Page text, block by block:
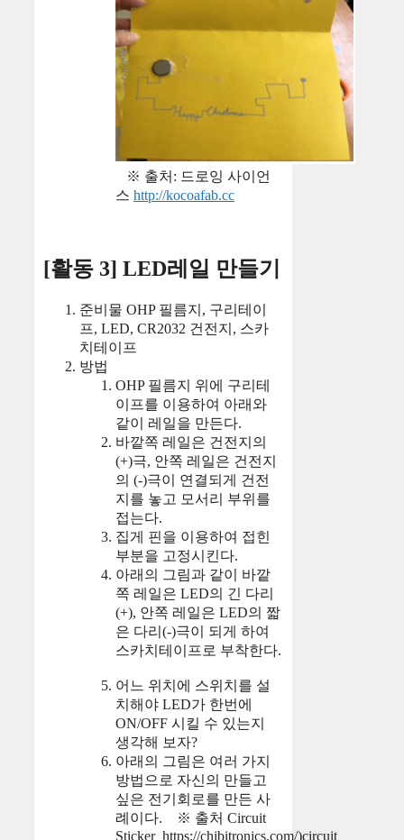
※ 출처: 드로잉 사이언
스 http://kocoafab.cc
[활동 3] LED레일 만들기
준비물 OHP 필름지, 구리테이
프, LED, CR2032 건전지, 스카
치테이프
방법
OHP 필름지 위에 구리테
이프를 이용하여 아래와
같이 레일을 만든다.
바깥쪽 레일은 건전지의
(+)극, 안쪽 레일은 건전지
의 (-)극이 연결되게 건전
지를 놓고 모서리 부위를
접는다.
집게 핀을 이용하여 접힌
부분을 고정시킨다.
아래의 그림과 같이 바깥
쪽 레일은 LED의 긴 다리
(+), 안쪽 레일은 LED의 짧
은 다리(-)극이 되게 하여
스카치테이프로 부착한다.
어느 위치에 스위치를 설
치해야 LED가 한번에
ON/OFF 시킬 수 있는지
생각해 보자?
아래의 그림은 여러 가지
방법으로 자신의 만들고
싶은 전기회로를 만든 사
례이다.
※ 출처 Circuit
Sticker_https://chibitronics.com/)circuit